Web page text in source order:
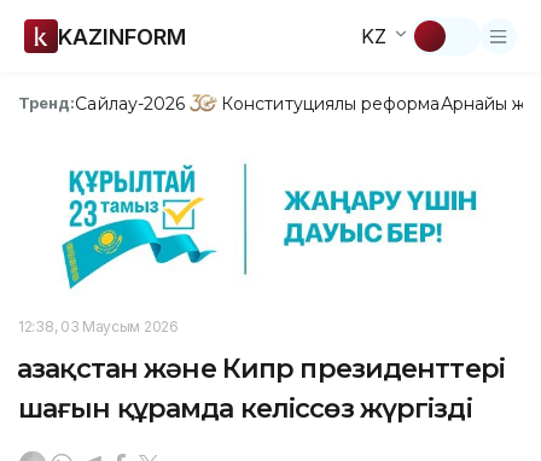
KAZINFORM KZ
Тренд:Сайлау-2026 Конституциялық реформаАрнайы
12:38, 03 Маусым 2026
Қазақстан және Кипр президенттері
шағын құрамда келіссөз жүргізді